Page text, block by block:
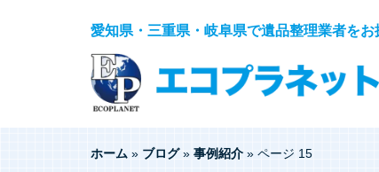
愛知県・三重県・岐阜県で遺品整理業者を
ホーム » ブログ» 事例紹介 » ページ 15